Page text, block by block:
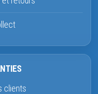
clients